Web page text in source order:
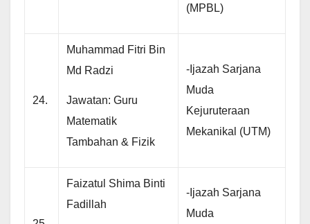
(MPBL)
24.
Muhammad Fitri Bin
Md Radzi
Jawatan: Guru
Matematik
Tambahan & Fizik
-Ijazah Sarjana
Muda
Kejuruteraan
Mekanikal (UTM)
Faizatul Shima Binti
Fadillah
-Ijazah Sarjana
Muda